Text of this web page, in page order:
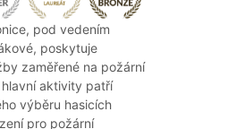
pod vedením
poskytuje
zaměřené na požární
aktivity patří
výběru hasicích
pro požární